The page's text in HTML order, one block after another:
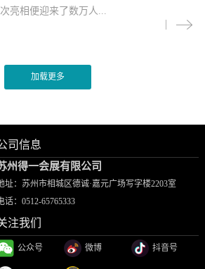
亮相便迎来了数万人...
司信息
州得一会展有限公司
址：苏州市相城区德诚·嘉元广场写字楼2203室
话： 0512-65765333
注我们
公众号 微博 抖音号